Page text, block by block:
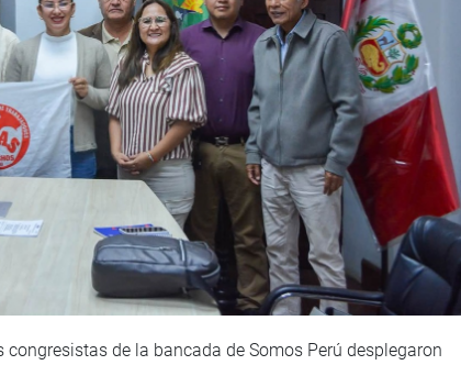
de la bancada de Somos Perú desplegaron